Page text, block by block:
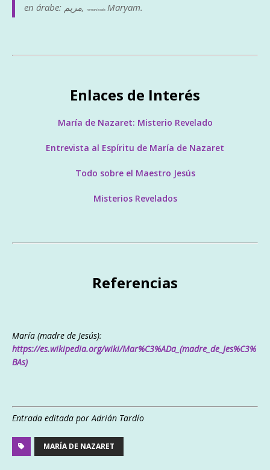
en árabe: مريم‎, romanizado: Maryam.
Enlaces de Interés
María de Nazaret: Misterio Revelado
Entrevista al Espíritu de María de Nazaret
Todo sobre el Maestro Jesús
Misterios Revelados
Referencias
María (madre de Jesús):
https://es.wikipedia.org/wiki/Mar%C3%ADa_(madre_de_Jes%C3%
BAs)
Entrada editada por Adrián Tardío
MARÍA DE NAZARET